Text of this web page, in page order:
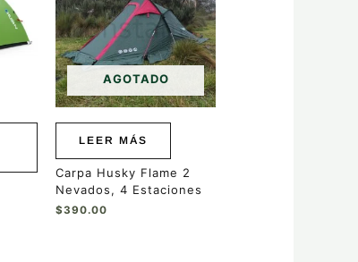
AGOTADO
LEER MÁS
Carpa Husky Flame 2
Nevados, 4 Estaciones
$390.00